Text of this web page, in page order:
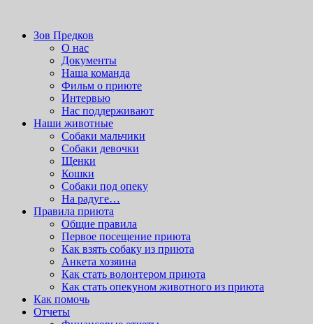
Зов Предков
приют для бездомных животных
Зов Предков
О нас
Документы
Наша команда
Фильм о приюте
Интервью
Нас поддерживают
Наши животные
Cобаки мальчики
Cобаки девочки
Щенки
Кошки
Собаки под опеку
На радуге…
Правила приюта
Общие правила
Первое посещение приюта
Как взять собаку из приюта
Анкета хозяина
Как стать волонтером приюта
Как стать опекуном животного из приюта
Как помочь
Отчеты